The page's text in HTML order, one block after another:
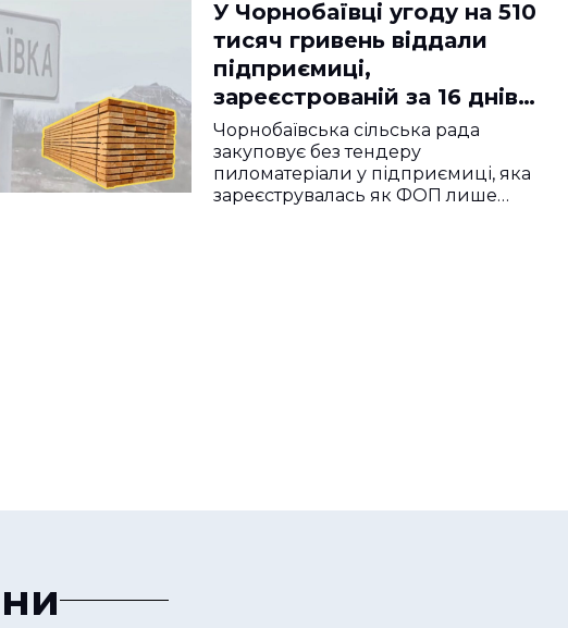
У Чорнобаївці угоду на 510
тисяч гривень віддали
підприємиці,
зареєстрованій за 16 днів
до закупівлі
Чорнобаївська сільська рада
закуповує без тендеру
пиломатеріали у підприємиці, яка
зареєструвалась як ФОП лише…